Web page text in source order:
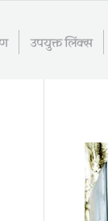
उपयुक्त लिंक्स